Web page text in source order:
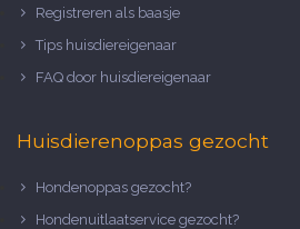
Registreren als baasje
Tips huisdiereigenaar
FAQ door huisdiereigenaar
Huisdierenoppas gezocht
Hondenoppas gezocht?
Hondenuitlaatservice gezocht?